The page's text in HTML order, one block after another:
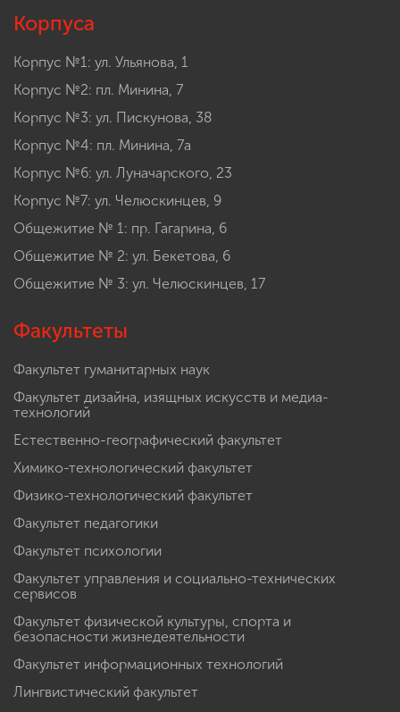
Корпуса
Корпус №1: ул. Ульянова, 1
Корпус №2: пл. Минина, 7
Корпус №3: ул. Пискунова, 38
Корпус №4: пл. Минина, 7а
Корпус №6: ул. Луначарского, 23
Корпус №7: ул. Челюскинцев, 9
Общежитие № 1: пр. Гагарина, 6
Общежитие № 2: ул. Бекетова, 6
Общежитие № 3: ул. Челюскинцев, 17
Факультеты
Факультет гуманитарных наук
Факультет дизайна, изящных искусств и медиа-
технологий
Естественно-географический факультет
Химико-технологический факультет
Физико-технологический факультет
Факультет педагогики
Факультет психологии
Факультет управления и социально-технических
сервисов
Факультет физической культуры, спорта и
безопасности жизнедеятельности
Факультет информационных технологий
Лингвистический факультет